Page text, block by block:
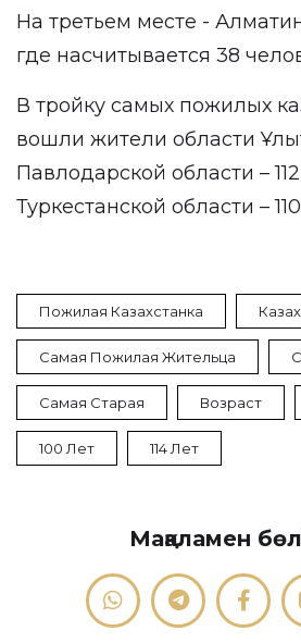
На третьем месте -
где насчитывается 38
В тройку самых пожилых
вошли жители области
Павлодарской области –
Туркестанской области –
Пожилая Казахстанка
Самая Пожилая Жительца
Самая Старая Возраст
100 Лет 114 Лет
Мақаламен